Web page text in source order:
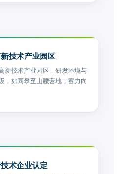
技术产业园区
新技术产业园区，研发环境与
，如同攀至山腰营地，蓄力向
术企业认定